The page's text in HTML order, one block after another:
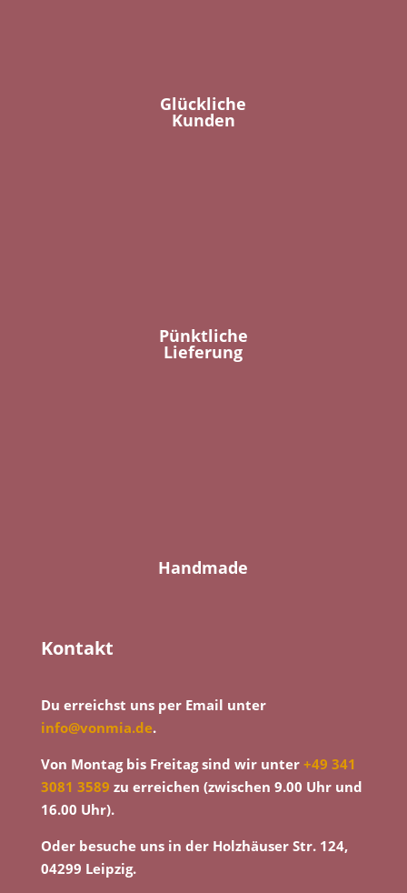
Glückliche
Kunden
Pünktliche
Lieferung
Handmade
Kontakt
Du erreichst uns per Email unter
info@vonmia.de.
Von Montag bis Freitag sind wir unter +49 341
3081 3589 zu erreichen (zwischen 9.00 Uhr und
16.00 Uhr).
Oder besuche uns in der Holzhäuser Str. 124,
04299 Leipzig.